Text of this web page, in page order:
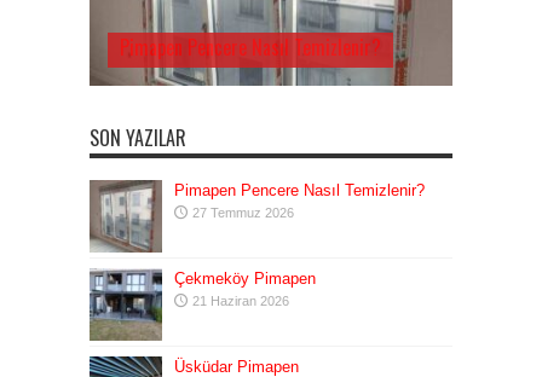
Pimapen Pencere Nasıl Temizlenir?
SON YAZILAR
Pimapen Pencere Nasıl Temizlenir?
27 Temmuz 2026
Çekmeköy Pimapen
21 Haziran 2026
Üsküdar Pimapen